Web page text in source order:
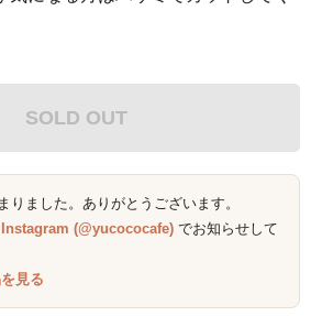
SOLD OUT
りました。ありがとうございます。
Instagram (@yucococafe) でお知らせして
見る